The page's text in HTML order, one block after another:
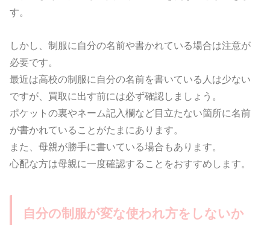
す。
しかし、制服に自分の名前や書かれている場合は注意が
必要です。
最近は高校の制服に自分の名前を書いている人は少ない
ですが、買取に出す前には必ず確認しましょう。
ポケットの裏やネーム記入欄など目立たない箇所に名前
が書かれていることがたまにあります。
また、母親が勝手に書いている場合もあります。
心配な方は母親に一度確認することをおすすめします。
自分の制服が変な使われ方をしないか